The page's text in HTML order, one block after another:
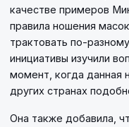
качестве примеров
правила ношения
трактовать по-
инициативы изучили
момент, когда данная
других странах
Она также добавила,